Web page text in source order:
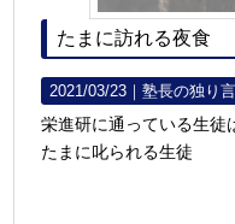
たまに訪れる夜食
2021/03/23｜塾長の独り言
栄進研に通っている生
たまに叱られる生徒